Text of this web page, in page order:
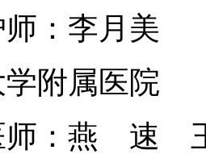
：李月美
附属医院
：燕 速